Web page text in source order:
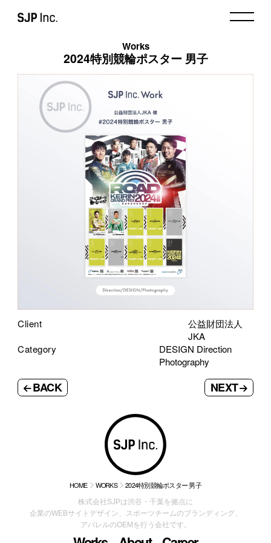
Works
2024特別競輪ポスター 男子
Client
公益財団法人
JKA
Category
DESIGN Direction
Photography
BACK NEXT
HOME WORKS 2024特別競輪ポスター 男子
株式会社SJPは渋谷・千葉を拠点に
企業のWEBサイトデザイン、スポーツチームのブランディング、
アパレルのOEMを行う会社です。